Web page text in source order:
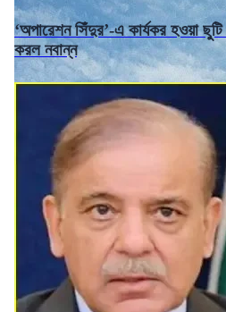
‘অপারেশন সিঁদুর’-এ কার্যকর হওয়া ছুটি
করল নবান্ন